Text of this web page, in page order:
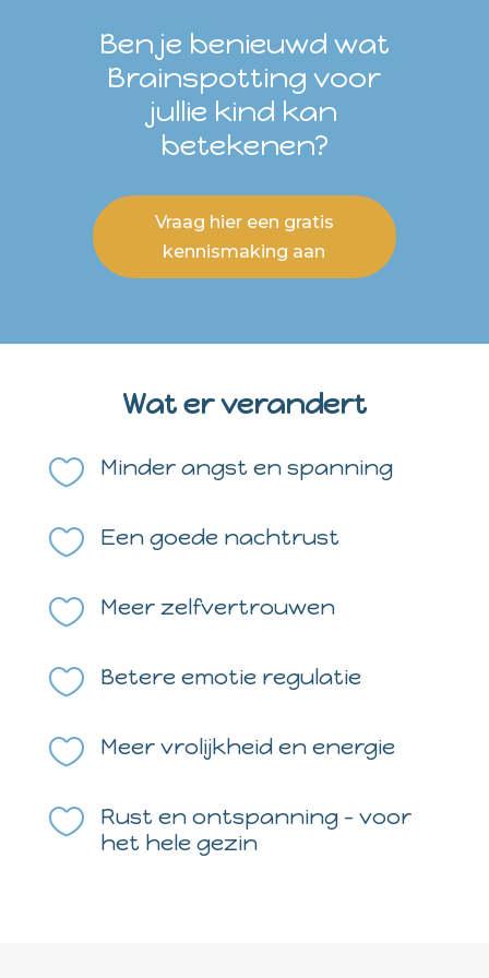
Ben je benieuwd wat
Brainspotting voor
jullie kind kan
betekenen?
Vraag hier een gratis
kennismaking aan
Wat er verandert

Minder angst en spanning
 Een goede nachtrust
 Meer zelfvertrouwen
 Betere emotie regulatie
 Meer vrolijkheid en energie

Rust en ontspanning - voor
het hele gezin